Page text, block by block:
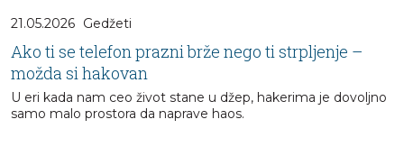
21.05.2026 Gedžeti
Ako ti se telefon prazni brže nego ti strpljenje –
možda si hakovan
U eri kada nam ceo život stane u džep, hakerima je dovoljno
samo malo prostora da naprave haos.